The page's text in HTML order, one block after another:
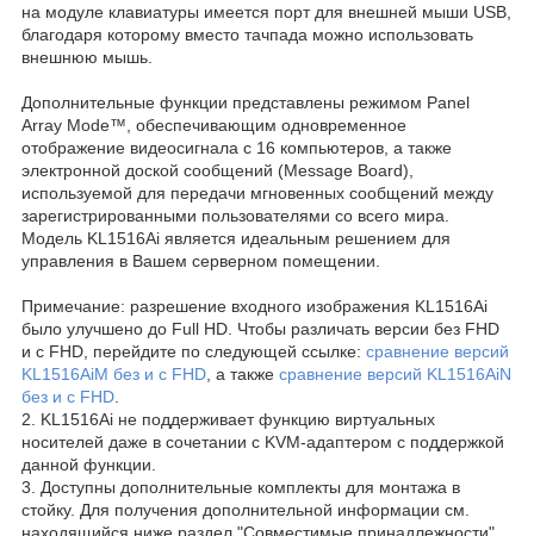
на модуле клавиатуры имеется порт для внешней мыши USB,
благодаря которому вместо тачпада можно использовать
внешнюю мышь.
Дополнительные функции представлены режимом Panel
Array Mode™, обеспечивающим одновременное
отображение видеосигнала с 16 компьютеров, а также
электронной доской сообщений (Message Board),
используемой для передачи мгновенных сообщений между
зарегистрированными пользователями со всего мира.
Модель KL1516Ai является идеальным решением для
управления в Вашем серверном помещении.
Примечание: разрешение входного изображения KL1516Ai
было улучшено до Full HD. Чтобы различать версии без FHD
и с FHD, перейдите по следующей ссылке: сравнение версий
KL1516AiM без и с FHD , а также сравнение версий KL1516AiN
без и с FHD
2. KL1516Ai не поддерживает функцию виртуальных
носителей даже в сочетании с KVM-адаптером с поддержкой
данной функции.
3. Доступны дополнительные комплекты для монтажа в
стойку. Для получения дополнительной информации см.
находящийся ниже раздел "Совместимые принадлежности"